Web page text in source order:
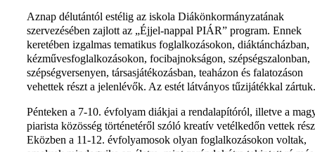
Aznap délutántól estélig az iskola Diákönkormányzatának
szervezésében zajlott az „Éjjel-nappal PIÁR” program. Ennek
keretében izgalmas tematikus foglalkozásokon, diáktáncházban,
kézművesfoglalkozásokon, focibajnokságon, szépségszalonban,
szépségversenyen, társasjátékozásban, teaházon és falatozáson
vehettek részt a jelenlévők. Az estét látványos tűzijátékkal zártuk.
Pénteken a 7-10. évfolyam diákjai a rendalapítóról, illetve a
piarista közösség történetéről szóló kreatív vetélkedőn vettek
Eközben a 11-12. évfolyamosok olyan foglalkozásokon voltak,